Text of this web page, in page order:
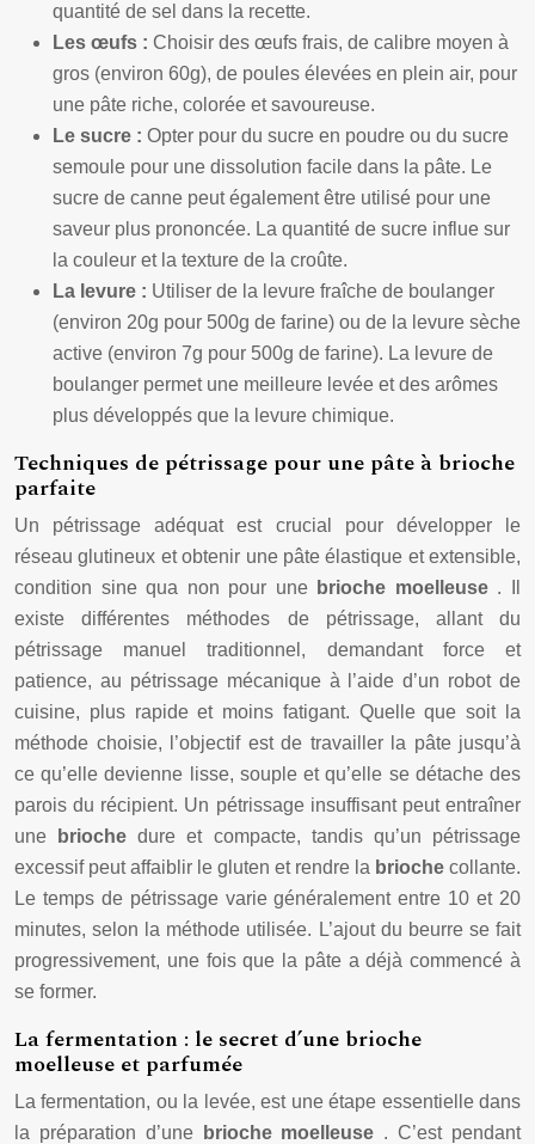
quantité de sel dans la recette.
Les œufs : Choisir des œufs frais, de calibre moyen à
gros (environ 60g), de poules élevées en plein air, pour
une pâte riche, colorée et savoureuse.
Le sucre : Opter pour du sucre en poudre ou du sucre
semoule pour une dissolution facile dans la pâte. Le
sucre de canne peut également être utilisé pour une
saveur plus prononcée. La quantité de sucre influe sur
la couleur et la texture de la croûte.
La levure : Utiliser de la levure fraîche de boulanger
(environ 20g pour 500g de farine) ou de la levure sèche
active (environ 7g pour 500g de farine). La levure de
boulanger permet une meilleure levée et des arômes
plus développés que la levure chimique.
Techniques de pétrissage pour une pâte à brioche
parfaite
Un pétrissage adéquat est crucial pour développer le
réseau glutineux et obtenir une pâte élastique et extensible,
condition sine qua non pour une brioche moelleuse . Il
existe différentes méthodes de pétrissage, allant du
pétrissage manuel traditionnel, demandant force et
patience, au pétrissage mécanique à l’aide d’un robot de
cuisine, plus rapide et moins fatigant. Quelle que soit la
méthode choisie, l’objectif est de travailler la pâte jusqu’à
ce qu’elle devienne lisse, souple et qu’elle se détache des
parois du récipient. Un pétrissage insuffisant peut entraîner
une
briochedure et compacte, tandis qu’un pétrissage
excessif peut affaiblir le gluten et rendre la brioche collante.
Le temps de pétrissage varie généralement entre 10 et 20
minutes, selon la méthode utilisée. L’ajout du beurre se fait
progressivement, une fois que la pâte a déjà commencé à
se former.
La fermentation : le secret d’une brioche
moelleuse et parfumée
La fermentation, ou la levée, est une étape essentielle dans
la préparation d’une
brioche moelleuse . C’est pendant